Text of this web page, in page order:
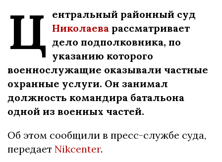
Ц ентральный районный суд
Николаева рассматривает
дело подполковника, по
указанию которого
военнослужащие оказывали частные
охранные услуги. Он занимал
должность командира батальона
одной из военных частей.
Об этом сообщили в пресс-службе суда,
передает Nikcenter.